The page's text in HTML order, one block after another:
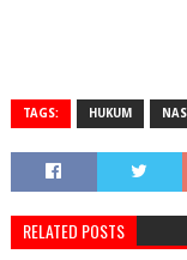
TAGS: HUKUM
RELATED POSTS